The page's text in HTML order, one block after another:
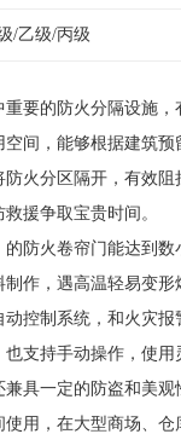
/乙级/丙级
要的防火分隔设施，
间，能够根据建筑预
火分区隔开，有效阻
援争取宝贵时间。
防火卷帘门能达到数
作，遇高温轻易变形
控制系统，和火灾
支持手动操作，使用
具一定的防盗和美观
用，在大型商场、仓